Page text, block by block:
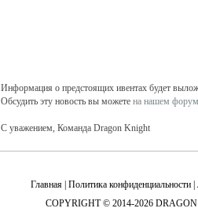
Информация о предстоящих ивентах будет
Обсудить эту новость вы можете на нашем
С уважением, Команда Dragon Knight
Главная Политика конфиденциальности
COPYRIGHT © 2014-2026